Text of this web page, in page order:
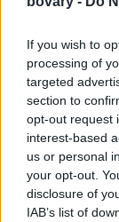
If you wish to
processing of
targeted
section to
opt-out request
interest-based
us or personal
your opt-out.
disclosure of
IAB’s list of